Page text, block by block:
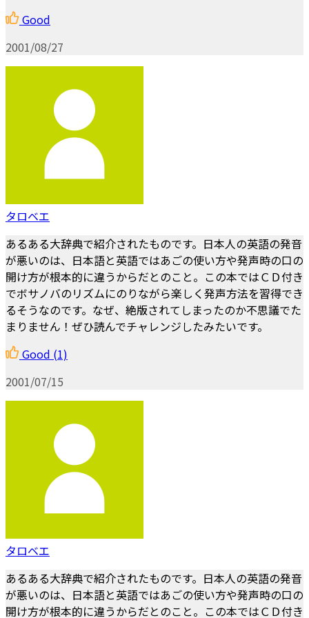
Good
2001/08/27
タロベエ
あるある大辞典で紹介されたものです。日本人の英語の発音
が悪いのは、日本語と英語ではあごの使い方や発声時の口の
開け方が根本的に違うからだとのこと。この本ではＣＤ付き
でボサノバのリズムにのりながら楽しく発声方法を習得でき
るそうなのです。なぜ、絶版されてしまったのか不思議でた
まりません！ぜひ読んでチャレンジしたみたいです。
Good (1)
2001/07/15
タロベエ
あるある大辞典で紹介されたものです。日本人の英語の発音
が悪いのは、日本語と英語ではあごの使い方や発声時の口の
開け方が根本的に違うからだとのこと。この本ではＣＤ付き